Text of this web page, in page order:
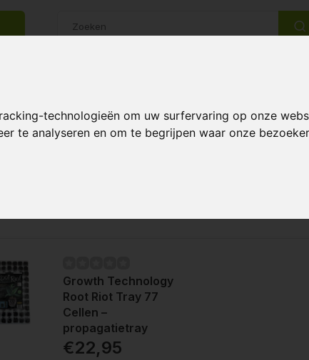
technologieën om uw surfervaring op onze
te analyseren en om te begrijpen waar onze
Growth Technology
Root Riot Tray 77
Cellen –
propagatietray
€22,95